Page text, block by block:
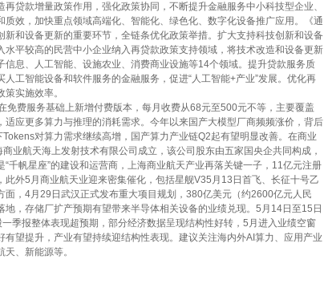
再贷款增量政策作用，强化政策协同，不断提升金融服务中小科技型企业、
质效，加快重点领域高端化、智能化、绿色化、数字化设备推广应用。《通
新和设备更新的重要环节，全链条优化政策举措。扩大支持科技创新和设备
水平较高的民营中小企业纳入再贷款政策支持领域，将技术改造和设备更新
信息、人工智能、设施农业、消费商业设施等14个领域。提升贷款服务质
人工智能设备和软件服务的金融服务，促进“人工智能+产业”发展。优化再
实施效率。
免费服务基础上新增付费版本，每月收费从68元至500元不等，主要覆盖
适应更多算力与推理的消耗需求。今年以来国产大模型厂商频频涨价，背后
对算力需求继续高增，国产算力产业链Q2起有望明显改善。在商业
业航天海上发射技术有限公司成立，该公司股东由五家国央企共同构成，
“千帆星座”的建设和运营商，上海商业航天产业再落关键一子，11亿元注册
此外5月商业航天业迎来密集催化，包括星舰V35月13日首飞、长征十号乙
面，4月29日武汉正式发布重大项目规划，380亿美元（约2600亿元人民
地，存储厂扩产预期有望带来半导体相关设备的业绩兑现。5月14日至15日
季报整体表现超预期，部分经济数据呈现结构性好转，5月进入业绩空窗
有望提升，产业有望持续迎结构性表现。建议关注海内外AI算力、应用产业
、新能源等。